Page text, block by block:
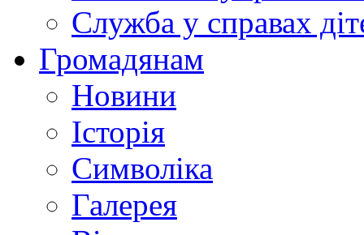
Служба у справах
Громадянам
Новини
Історія
Символіка
Галерея